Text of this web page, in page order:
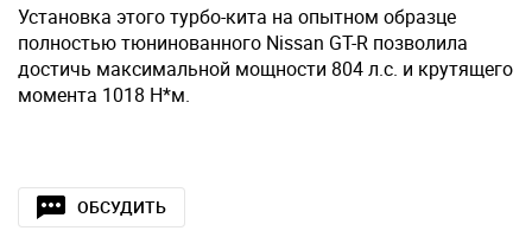
Установка этого турбо-кита на опытном образце
полностью тюнинованного Nissan GT-R позволила
достичь максимальной мощности 804 л.с. и крутящего
момента 1018 Н*м.
ОБСУДИТЬ